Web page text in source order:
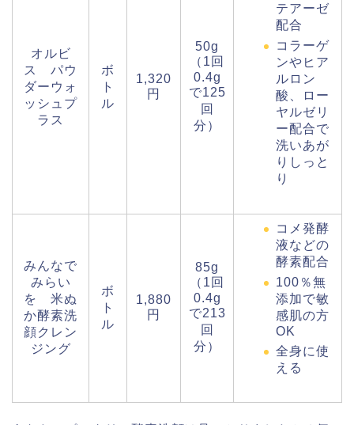
オルビ
ス パウ
ダーウォ
ッシュプ
ラス
ボ
ト
ル
1,320
円
50g
（1回
0.4g
で125
回
分）
テアーゼ
配合
コラーゲ
ンやヒア
ルロン
酸、ロー
ヤルゼリ
ー配合で
洗いあが
りしっと
り
みんなで
みらい
を 米ぬ
か酵素洗
顔クレン
ジング
ボ
ト
ル
1,880
円
85g
（1回
0.4g
で213
回
分）
コメ発酵
液などの
酵素配合
100％無
添加で敏
感肌の方
OK
全身に使
える